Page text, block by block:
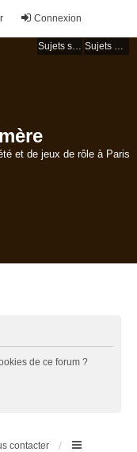
Connexion
Sujets sans réponse Sujets actifs
et de jeux de rôle à Paris
de ce forum ?
contacter